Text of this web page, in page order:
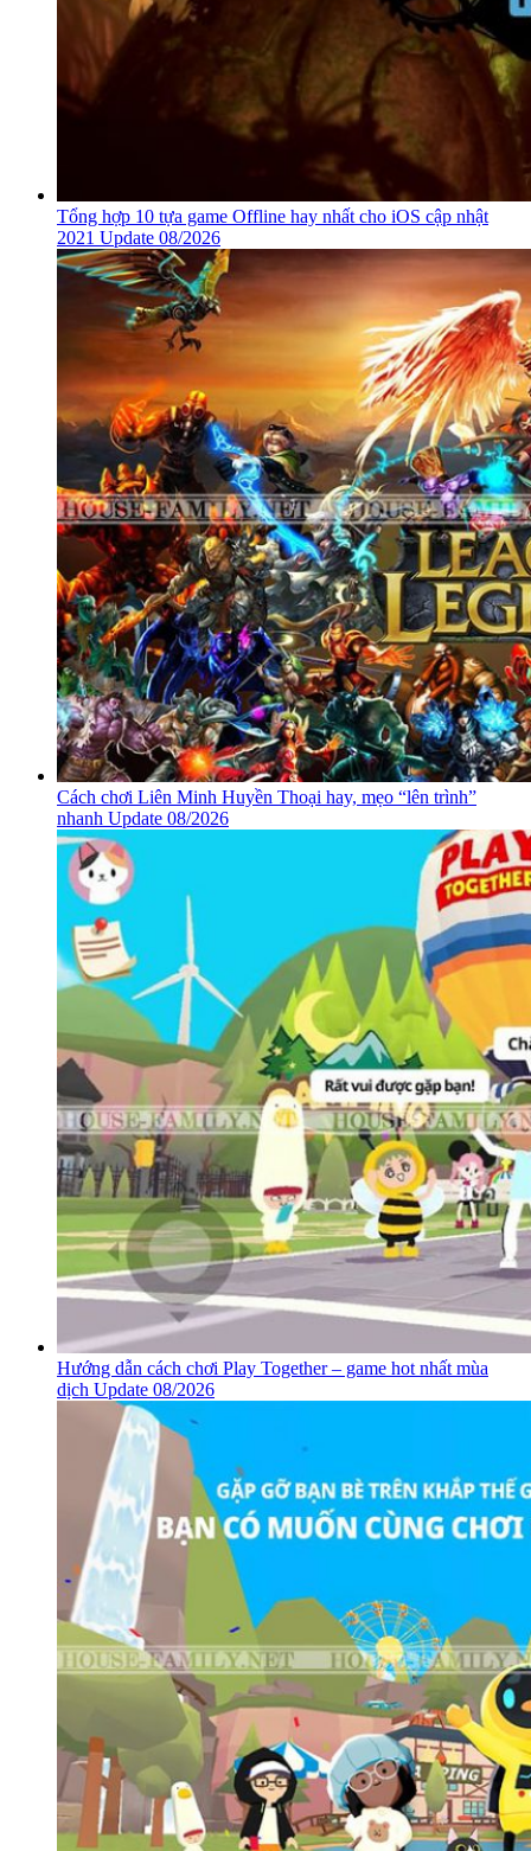
Tổng hợp 10 tựa game Offline hay nhất cho iOS cập nhật
2021 Update 08/2026
Cách chơi Liên Minh Huyền Thoại hay, mẹo “lên trình”
nhanh Update 08/2026
Hướng dẫn cách chơi Play Together – game hot nhất mùa
dịch Update 08/2026